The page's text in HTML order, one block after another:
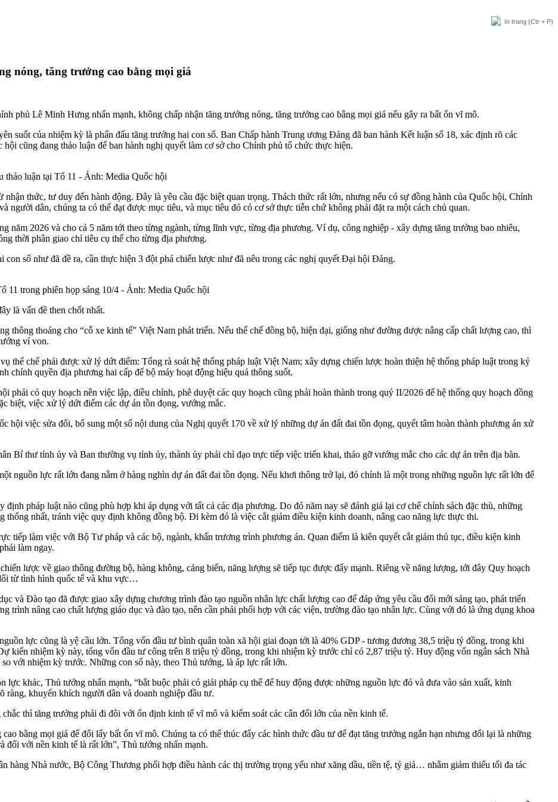
In trang (Ctr + P)
nóng, tăng trưởng cao bằng mọi giá
phủ Lê Minh Hưng nhấn mạnh, không chấp nhận tăng trưởng nóng, tăng trưởng cao bằng mọi giá nếu gây ra bất ổn vĩ mô.
suốt của nhiệm kỳ là phấn đấu tăng trưởng hai con số. Ban Chấp hành Trung ương Đảng đã ban hành Kết luận số 18, xác định rõ các
cũng đang thảo luận để ban hành nghị quyết làm cơ sở cho Chính phủ tổ chức thực hiện.
luận tại Tổ 11 - Ảnh: Media Quốc hội
thức, tư duy đến hành động. Đây là yêu cầu đặc biệt quan trọng. Thách thức rất lớn, nhưng nếu có sự đồng hành của Quốc hội, Chính
người dân, chúng ta có thể đạt được mục tiêu, và mục tiêu đó có cơ sở thực tiễn chứ không phải đặt ra một cách chủ quan.
năm 2026 và cho cả 5 năm tới theo từng ngành, từng lĩnh vực, từng địa phương. Ví dụ, công nghiệp - xây dựng tăng trưởng bao nhiêu,
thời phân giao chỉ tiêu cụ thể cho từng địa phương.
số như đã đề ra, cần thực hiện 3 đột phá chiến lược như đã nêu trong các nghị quyết Đại hội Đảng.
11 trong phiên họp sáng 10/4 - Ảnh: Media Quốc hội
là vấn đề then chốt nhất.
thông thoáng cho “cỗ xe kinh tế” Việt Nam phát triển. Nếu thể chế đồng bộ, hiện đại, giống như đường được nâng cấp chất lượng cao, thì
ví von.
thể chế phải được xử lý dứt điểm: Tổng rà soát hệ thống pháp luật Việt Nam; xây dựng chiến lược hoàn thiện hệ thống pháp luật trong kỷ
chính quyền địa phương hai cấp để bộ máy hoạt động hiệu quả thông suốt.
phải có quy hoạch nên việc lập, điều chỉnh, phê duyệt các quy hoạch cũng phải hoàn thành trong quý II/2026 để hệ thống quy hoạch đồng
biệt, việc xử lý dứt điểm các dự án tồn đọng, vướng mắc.
hội việc sửa đổi, bổ sung một số nội dung của Nghị quyết 170 về xử lý những dự án đất đai tồn đọng, quyết tâm hoàn thành phương án xử
Bí thư tỉnh ủy và Ban thường vụ tỉnh ủy, thành ủy phải chỉ đạo trực tiếp việc triển khai, tháo gỡ vướng mắc cho các dự án trên địa bàn.
nguồn lực rất lớn đang nằm ở hàng nghìn dự án đất đai tồn đọng. Nếu khơi thông trở lại, đó chính là một trong những nguồn lực rất lớn để
pháp luật nào cũng phù hợp khi áp dụng với tất cả các địa phương. Do đó năm nay sẽ đánh giá lại cơ chế chính sách đặc thù, những
thống nhất, tránh việc quy định không đồng bộ. Đi kèm đó là việc cắt giảm điều kiện kinh doanh, nâng cao năng lực thực thi.
tiếp làm việc với Bộ Tư pháp và các bộ, ngành, khẩn trương trình phương án. Quan điểm là kiên quyết cắt giảm thủ tục, điều kiện kinh
làm ngay.
lược về giao thông đường bộ, hàng không, cảng biển, năng lượng sẽ tiếp tục được đẩy mạnh. Riêng về năng lượng, tới đây Quy hoạch
từ tình hình quốc tế và khu vực…
và Đào tạo đã được giao xây dựng chương trình đào tạo nguồn nhân lực chất lượng cao để đáp ứng yêu cầu đổi mới sáng tạo, phát triển
trình nâng cao chất lượng giáo dục và đào tạo, nên cần phải phối hợp với các viện, trường đào tạo nhân lực. Cùng với đó là ứng dụng khoa
lực cũng là yệ cầu lớn. Tổng vốn đầu tư bình quân toàn xã hội giai đoạn tới là 40% GDP - tương đương 38,5 triệu tỷ đồng, trong khi
kiến nhiệm kỳ này, tổng vốn đầu tư công trên 8 triệu tỷ đồng, trong khi nhiệm kỳ trước chỉ có 2,87 triệu tỷ. Huy động vốn ngân sách Nhà
với nhiệm kỳ trước. Những con số này, theo Thủ tướng, là áp lực rất lớn.
khác, Thủ tướng nhấn mạnh, “bắt buộc phải có giải pháp cụ thể để huy động được những nguồn lực đó và đưa vào sản xuất, kinh
ràng, khuyến khích người dân và doanh nghiệp đầu tư.
thì tăng trưởng phải đi đôi với ổn định kinh tế vĩ mô và kiểm soát các cân đối lớn của nền kinh tế.
bằng mọi giá để đổi lấy bất ổn vĩ mô. Chúng ta có thể thúc đẩy các hình thức đầu tư để đạt tăng trưởng ngắn hạn nhưng đổi lại là những
đối với nền kinh tế là rất lớn”, Thủ tướng nhấn mạnh.
hàng Nhà nước, Bộ Công Thương phối hợp điều hành các thị trường trọng yếu như xăng dầu, tiền tệ, tỷ giá… nhằm giảm thiểu tối đa tác